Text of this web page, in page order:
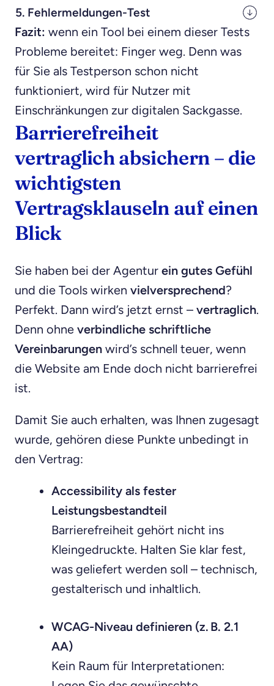
5. Fehlermeldungen-Test
Fazit: wenn ein Tool bei einem dieser Tests
Probleme bereitet: Finger weg. Denn was
für Sie als Testperson schon nicht
funktioniert, wird für Nutzer mit
Einschränkungen zur digitalen Sackgasse.
Barrierefreiheit
vertraglich absichern – die
wichtigsten
Vertragsklauseln auf einen
Blick
Sie haben bei der Agentur ein gutes Gefühl
und die Tools wirken vielversprechend?
Perfekt. Dann wird’s jetzt ernst – vertraglich.
Denn ohne verbindliche schriftliche
Vereinbarungen wird’s schnell teuer, wenn
die Website am Ende doch nicht barrierefrei
ist.
Damit Sie auch erhalten, was Ihnen zugesagt
wurde, gehören diese Punkte unbedingt in
den Vertrag:
Accessibility als fester
Leistungsbestandteil
Barrierefreiheit gehört nicht ins
Kleingedruckte. Halten Sie klar fest,
was geliefert werden soll – technisch,
gestalterisch und inhaltlich.
WCAG-Niveau definieren (z. B. 2.1
AA)
Kein Raum für Interpretationen: